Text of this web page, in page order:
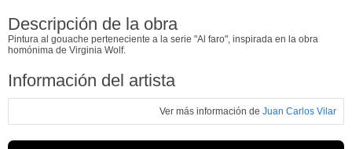
Descripción de la obra
Pintura al gouache perteneciente a la serie "Al faro", inspirada en la obra
homónima de Virginia Wolf.
Información del artista
Ver más información de Juan Carlos Vilar